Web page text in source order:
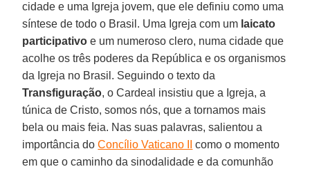
cidade e uma Igreja jovem, que ele definiu como uma
síntese de todo o Brasil. Uma Igreja com um laicato
participativo e um numeroso clero, numa cidade que
acolhe os três poderes da República e os organismos
da Igreja no Brasil. Seguindo o texto da
Transfiguração, o Cardeal insistiu que a Igreja, a
túnica de Cristo, somos nós, que a tornamos mais
bela ou mais feia. Nas suas palavras, salientou a
importância doConcílio Vaticano II
como o momento
em que o caminho da sinodalidade e da comunhão